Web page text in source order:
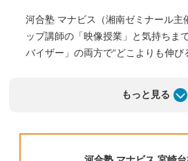
河合塾 マナビス（湘南ゼミナール主
ップ講師の「映像授業」と気持ちま
バイザー」の両方で“どこよりも伸び
もっと見る